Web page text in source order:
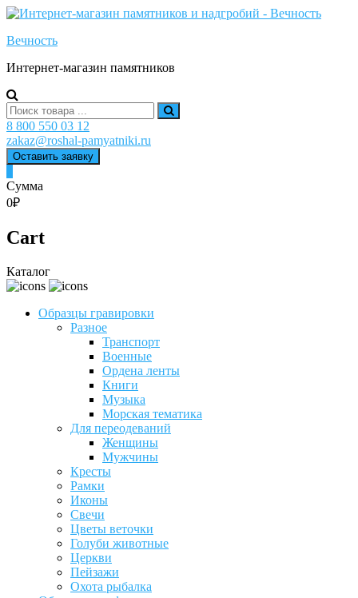
Skip
content
Вечность
Интернет-магазин памятников
Search
for:
8 800 550 03 12
zakaz@roshal-pamyatniki.ru
Оставить заявку
Сумма
0₽
Cart
Каталог
Образцы гравировки
Разное
Транспорт
Военные
Ордена ленты
Книги
Музыка
Морская тематика
Для переодеваний
Женщины
Мужчины
Кресты
Рамки
Иконы
Свечи
Цветы веточки
Голуби животные
Церкви
Пейзажи
Охота рыбалка